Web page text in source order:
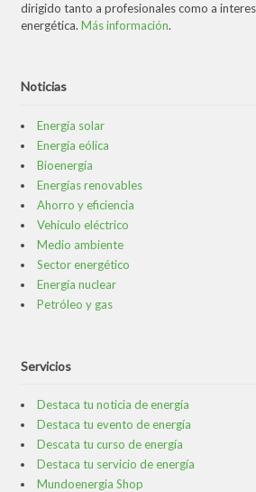
dirigido tanto a profesionales como a
energética. Más información.
Noticias
Energía solar
Energía eólica
Bioenergía
Energías renovables
Ahorro y eficiencia
Vehículo eléctrico
Medio ambiente
Sector energético
Energía nuclear
Petróleo y gas
Servicios
Destaca tu noticia de energía
Destaca tu evento de energía
Descata tu curso de energía
Destaca tu servicio de energía
Mundoenergia Shop